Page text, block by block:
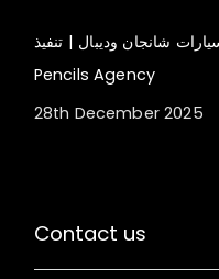
شانجان وديبال | تنفيذ
Pencils Agency
28th December 2025
Contact us